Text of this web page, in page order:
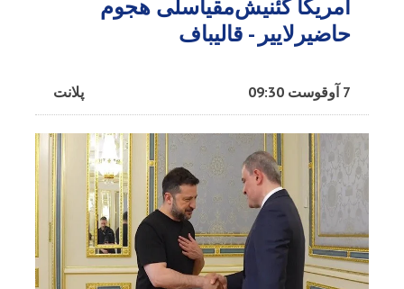
آمریکا گئنیش‌مقیاسلی هجوم
حاضیرلاییر - قالیباف
پلانت 7 آوقوست 09:30